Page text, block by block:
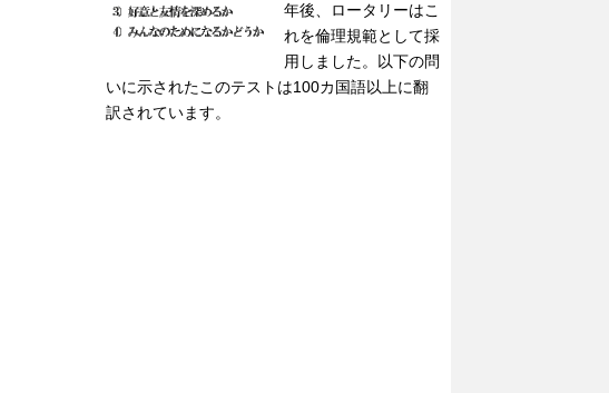
年後、ロータリーはこ
れを倫理規範として採
用しました。以下の問
いに示されたこのテストは100カ国語以上に翻
訳されています。